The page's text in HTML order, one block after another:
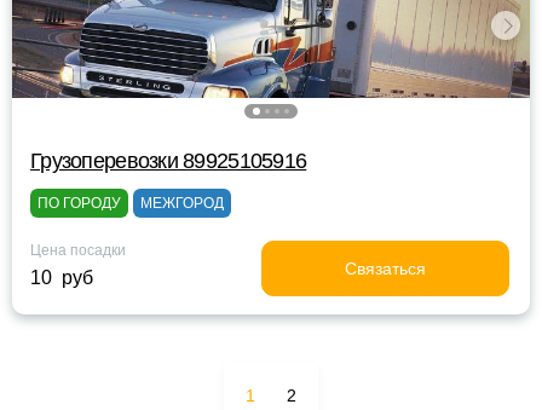
Грузоперевозки 89925105916
ПО ГОРОДУ МЕЖГОРОД
Цена посадки
10 руб Связаться
1 2